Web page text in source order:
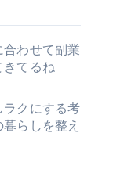
わせて副業
きてるね
クにする考
らしを整え